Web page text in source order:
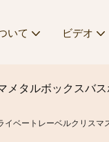
いて ビデオ
タルボックスバ
イベートレーベルクリス